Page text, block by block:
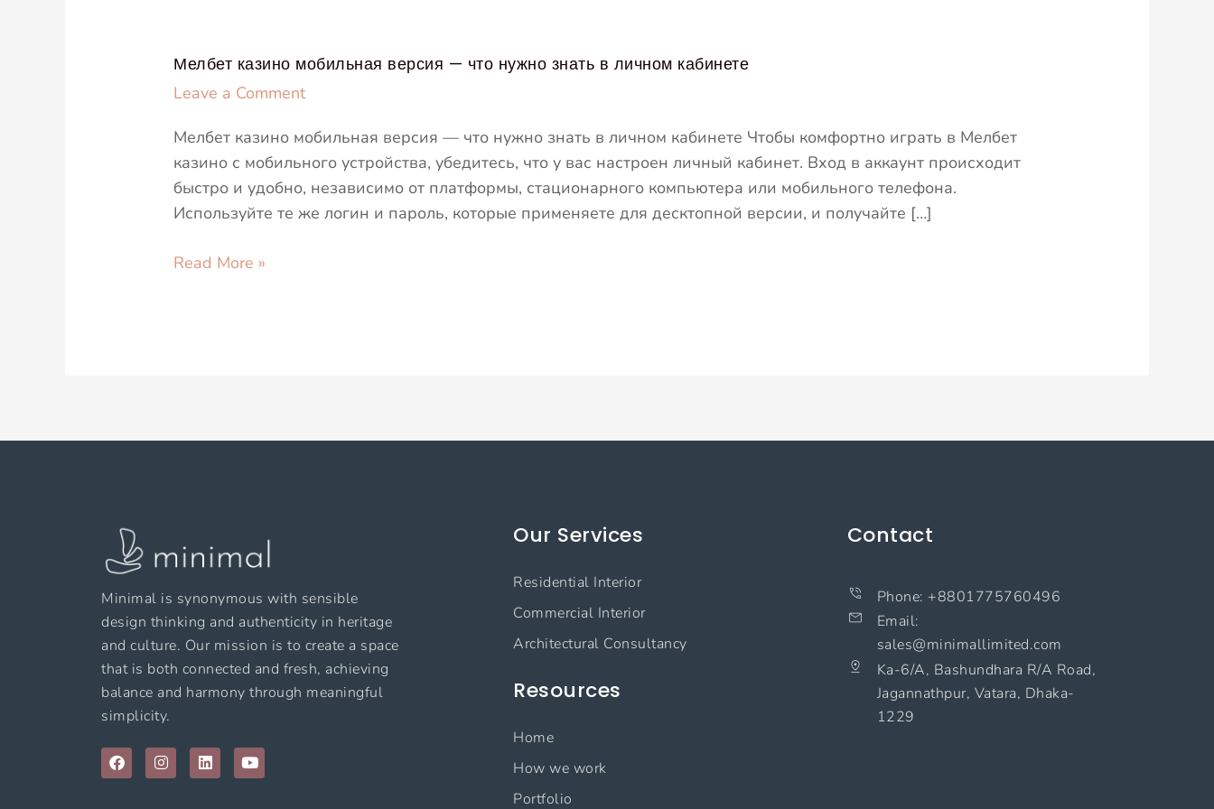
Мелбет казино мобильная версия — что нужно знать в личном кабинете
Leave a Comment
Мелбет казино мобильная версия — что нужно знать в личном кабинете Чтобы комфортно играть в Мелбет
казино с мобильного устройства, убедитесь, что у вас настроен личный кабинет. Вход в аккаунт происходит
быстро и удобно, независимо от платформы, стационарного компьютера или мобильного телефона.
Используйте те же логин и пароль, которые применяете для десктопной версии, и получайте […]
Мелбет
казино
версия
—
что
нужно
в
Read More »
Minimal is synonymous with sensible
design thinking and authenticity in heritage
and culture. Our mission is to create a space
that is both connected and fresh, achieving
balance and harmony through meaningful
simplicity.
F
a
c
I
n
s
L
i
n
Y
o
u
Our Services
Residential Interior
Commercial Interior
Architectural Consultancy
Resources
Home
How we work
Portfolio
Contact
Phone: +8801775760496
Email:
sales@minimallimited.com​
Ka-6/A, Bashundhara R/A Road,
Jagannathpur, Vatara, Dhaka-
1229